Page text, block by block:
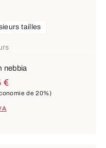
tailles
nebbia
€
de 20%)